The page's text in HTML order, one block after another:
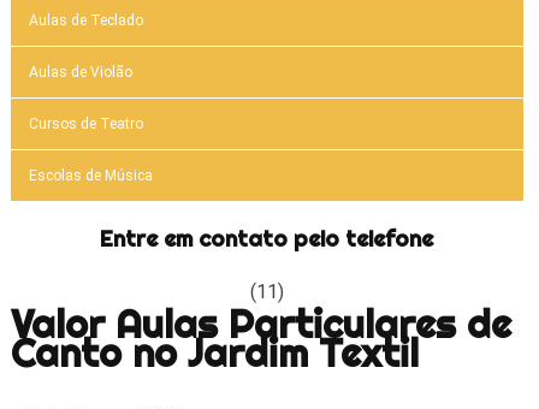
Aulas de Teclado
Aulas de Violão
Cursos de Teatro
Escolas de Música
Entre em contato pelo telefone
(11)
Valor Aulas Particulares de
Canto no Jardim Textil